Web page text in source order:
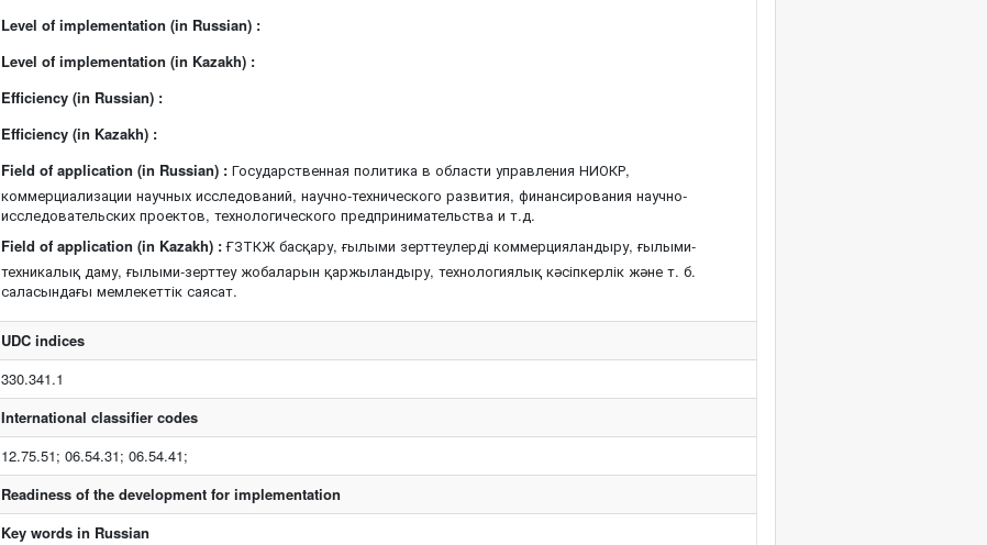
Level of implementation (in Russian) :
Level of implementation (in Kazakh) :
Efficiency (in Russian) :
Efficiency (in Kazakh) :
Field of application (in Russian) : Государственная политика в области управления НИОКР,
коммерциализации научных исследований, научно-технического развития, финансирования научно-
исследовательских проектов, технологического предпринимательства и т.д.
Field of application (in Kazakh) :ҒЗТКЖ басқару, ғылыми зерттеулерді коммерцияландыру, ғылыми-
техникалық даму, ғылыми-зерттеу жобаларын қаржыландыру, технологиялық кәсіпкерлік және т. б.
саласындағы мемлекеттік саясат.
UDC indices
330.341.1
International classifier codes
12.75.51; 06.54.31; 06.54.41;
Readiness of the development for implementation
Key words in Russian